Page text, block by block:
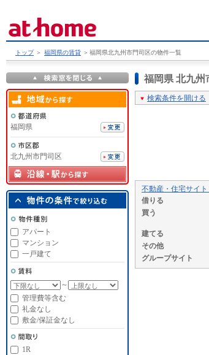
トップ ＞ 福岡県の賃貸 ＞ 福岡県北九州市門司区の物件一覧
福岡県 北九州
検索条件を開ける
不動産・住宅サイ
借りる
買う
建てる
その他
グループサイト
福岡県
北九州市門司区
アパート
マンション
一戸建て
～
管理費等含む
礼金なし
敷金/保証金なし
1R